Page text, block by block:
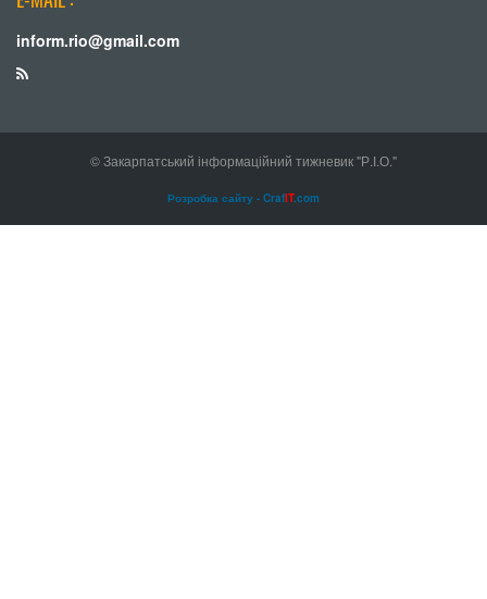
inform.rio@gmail.com
© Закарпатський інформаційний тижневик "Р.І.О."
Розробка сайту - CrafIT.com